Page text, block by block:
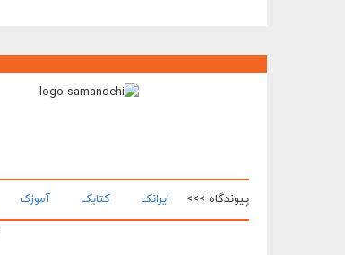
پیوندگاه >>> ایرانک کتابک آموزک